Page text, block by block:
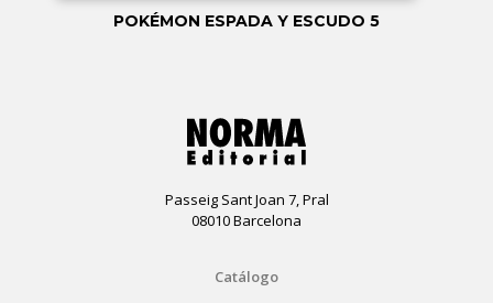
POKÉMON ESPADA Y ESCUDO 5
Passeig Sant Joan 7, Pral
08010 Barcelona
Catálogo